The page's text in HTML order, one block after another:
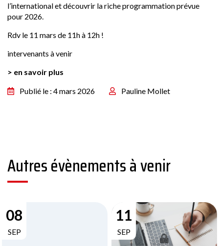
l’international et découvrir la riche programmation prévue
pour 2026.
Rdv le 11 mars de 11h à 12h !
intervenants à venir
> en savoir plus
Publié le : 4 mars 2026 Pauline Mollet
Autres évènements à venir
08
SEP
11
SEP